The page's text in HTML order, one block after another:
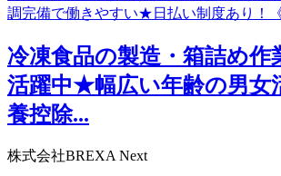
冷凍食品の製造・箱詰め作
活躍中★幅広い年齢の男女
養控除...
株式会社BREXA Next